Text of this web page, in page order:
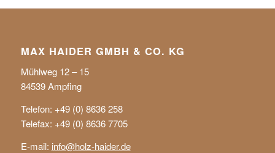
MAX HAIDER GMBH & CO. KG
Mühlweg 12 – 15
84539 Ampfing
Telefon: +49 (0) 8636 258
Telefax: +49 (0) 8636 7705
E-mail: info@holz-haider.de